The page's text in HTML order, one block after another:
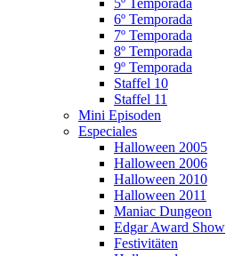
5º Temporada
6º Temporada
7º Temporada
8º Temporada
9º Temporada
Staffel 10
Staffel 11
Mini Episoden
Especiales
Halloween 2005
Halloween 2006
Halloween 2010
Halloween 2011
Maniac Dungeon
Edgar Award Show
Festivitäten